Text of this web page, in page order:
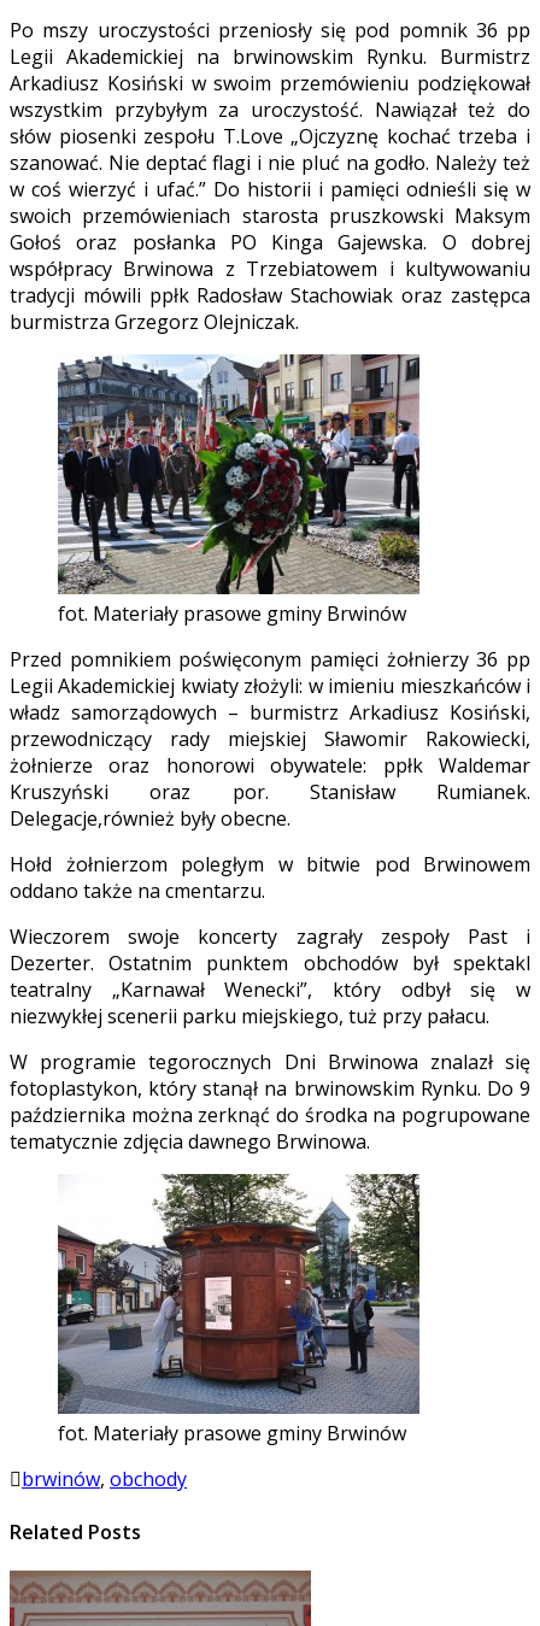
Po mszy uroczystości przeniosły się pod pomnik 36 pp
Legii Akademickiej na brwinowskim Rynku. Burmistrz
Arkadiusz Kosiński w swoim przemówieniu podziękował
wszystkim przybyłym za uroczystość. Nawiązał też do
słów piosenki zespołu T.Love „Ojczyznę kochać trzeba i
szanować. Nie deptać flagi i nie pluć na godło. Należy też
w coś wierzyć i ufać.” Do historii i pamięci odnieśli się w
swoich przemówieniach starosta pruszkowski Maksym
Gołoś oraz posłanka PO Kinga Gajewska. O dobrej
współpracy Brwinowa z Trzebiatowem i kultywowaniu
tradycji mówili ppłk Radosław Stachowiak oraz zastępca
burmistrza Grzegorz Olejniczak.
fot. Materiały prasowe gminy Brwinów
Przed pomnikiem poświęconym pamięci żołnierzy 36 pp
Legii Akademickiej kwiaty złożyli: w imieniu mieszkańców i
władz samorządowych – burmistrz Arkadiusz Kosiński,
przewodniczący rady miejskiej Sławomir Rakowiecki,
żołnierze oraz honorowi obywatele: ppłk Waldemar
Kruszyński oraz por. Stanisław Rumianek.
Delegacje,również były obecne.
Hołd żołnierzom poległym w bitwie pod Brwinowem
oddano także na cmentarzu.
Wieczorem swoje koncerty zagrały zespoły Past i
Dezerter. Ostatnim punktem obchodów był spektakl
teatralny „Karnawał Wenecki”, który odbył się w
niezwykłej scenerii parku miejskiego, tuż przy pałacu.
W programie tegorocznych Dni Brwinowa znalazł się
fotoplastykon, który stanął na brwinowskim Rynku. Do 9
października można zerknąć do środka na pogrupowane
tematycznie zdjęcia dawnego Brwinowa.
fot. Materiały prasowe gminy Brwinów
brwinów, obchody
Related Posts